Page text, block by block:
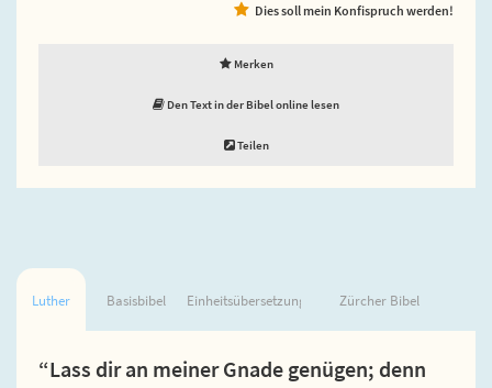
Dies soll mein Konfispruch werden!
Merken
Den Text in der Bibel online lesen
Teilen
Luther Basisbibel Einheitsübersetzung Zürcher Bibel
“Lass dir an meiner Gnade genügen; denn